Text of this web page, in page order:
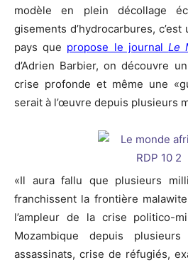
modèle en plein décollage
gisements d’hydrocarbures,
pays que propose le journalLe
d’Adrien Barbier, on découvre
crise profonde et même une
serait à l’œuvre depuis plusieurs
«Il aura fallu que plusieurs
franchissent la frontière
l’ampleur de la crise politico-
Mozambique depuis plusieurs
assassinats, crise de réfugiés,